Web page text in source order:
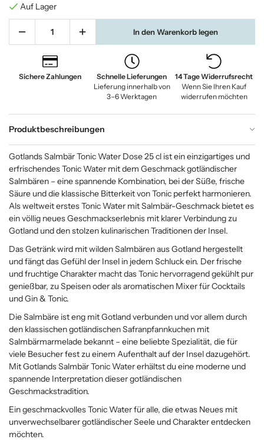
Auf Lager
In den Warenkorb legen
Sichere Zahlungen
Schnelle Lieferungen
Lieferung innerhalb von
3–6 Werktagen
14 Tage Widerrufsrecht
Wenn Sie Ihren Kauf
widerrufen möchten
Produktbeschreibungen
Gotlands Salmbär Tonic Water Dose 25 cl ist ein einzigartiges und
erfrischendes Tonic Water mit dem Geschmack gotländischer
Salmbären – eine spannende Kombination, bei der Süße, frische
Säure und die klassische Bitterkeit von Tonic perfekt harmonieren.
Als weltweit erstes Tonic Water mit Salmbär-Geschmack bietet es
ein völlig neues Geschmackserlebnis mit klarer Verbindung zu
Gotland und den stolzen kulinarischen Traditionen der Insel.
Das Getränk wird mit wilden Salmbären aus Gotland hergestellt
und fängt das Gefühl der Insel in jedem Schluck ein. Der frische
und fruchtige Charakter macht das Tonic hervorragend gekühlt pur
genießbar, zu Speisen oder als aromatischen Mixer für Cocktails
und Gin & Tonic.
Die Salmbäre ist eng mit Gotland verbunden und vor allem durch
den klassischen gotländischen Safranpfannkuchen mit
Salmbärmarmelade bekannt – eine beliebte Spezialität, die für
viele Besucher fest zu einem Aufenthalt auf der Insel dazugehört.
Mit Gotlands Salmbär Tonic Water erhältst du eine moderne und
spannende Interpretation dieser gotländischen
Geschmackstradition.
Ein geschmackvolles Tonic Water für alle, die etwas Neues mit
unverwechselbarer gotländischer Seele und Charakter entdecken
möchten.